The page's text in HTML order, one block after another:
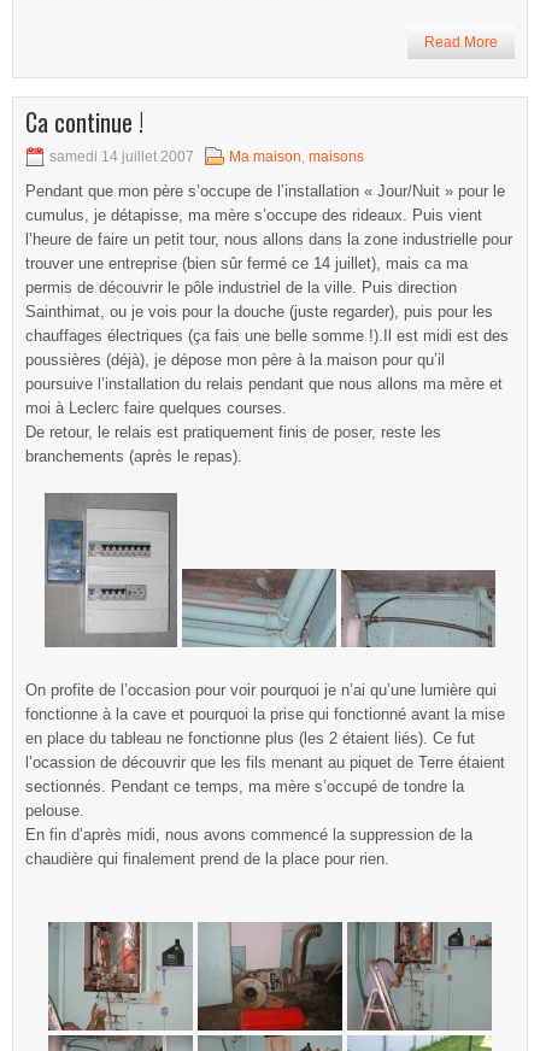
Read More
Ca continue !
samedi 14 juillet 2007 Ma maison, maisons
Pendant que mon père s’occupe de l’installation « Jour/Nuit » pour le
cumulus, je détapisse, ma mère s’occupe des rideaux. Puis vient
l’heure de faire un petit tour, nous allons dans la zone industrielle pour
trouver une entreprise (bien sûr fermé ce 14 juillet), mais ca ma
permis de découvrir le pôle industriel de la ville. Puis direction
Sainthimat, ou je vois pour la douche (juste regarder), puis pour les
chauffages électriques (ça fais une belle somme !).Il est midi est des
poussières (déjà), je dépose mon père à la maison pour qu’il
poursuive l’installation du relais pendant que nous allons ma mère et
moi à Leclerc faire quelques courses.
De retour, le relais est pratiquement finis de poser, reste les
branchements (après le repas).
On profite de l’occasion pour voir pourquoi je n’ai qu’une lumière qui
fonctionne à la cave et pourquoi la prise qui fonctionné avant la mise
en place du tableau ne fonctionne plus (les 2 étaient liés). Ce fut
l’ocassion de découvrir que les fils menant au piquet de Terre étaient
sectionnés. Pendant ce temps, ma mère s’occupé de tondre la
pelouse.
En fin d’après midi, nous avons commencé la suppression de la
chaudière qui finalement prend de la place pour rien.